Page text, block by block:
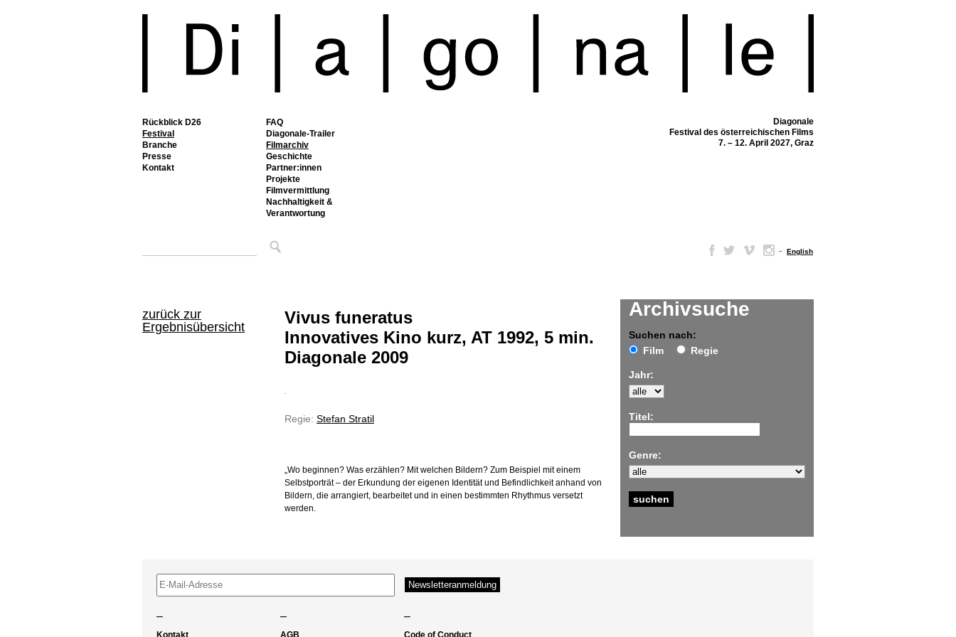
Rückblick D26
Festival
FAQ
Diagonale-Trailer
Filmarchiv
Geschichte
Partner:innen
Projekte
Filmvermittlung
Nachhaltigkeit &
Verantwortung
Branche
Presse
Kontakt
Diagonale
Festival des österreichischen Films
7. – 12. April 2027, Graz
– English
zurück zur
Ergebnisübersicht
Archivsuche
Suchen nach:
Film
Regie
Jahr:
Titel:
Genre:
Vivus funeratus
Innovatives Kino kurz, AT 1992, 5 min.
Diagonale 2009
Regie: Stefan Stratil
„Wo beginnen? Was erzählen? Mit welchen Bildern? Zum Beispiel mit einem
Selbstporträt – der Erkundung der eigenen Identität und Befindlichkeit anhand von
Bildern, die arrangiert, bearbeitet und in einen bestimmten Rhythmus versetzt
werden.
– – –
Kontakt AGB Code of Conduct